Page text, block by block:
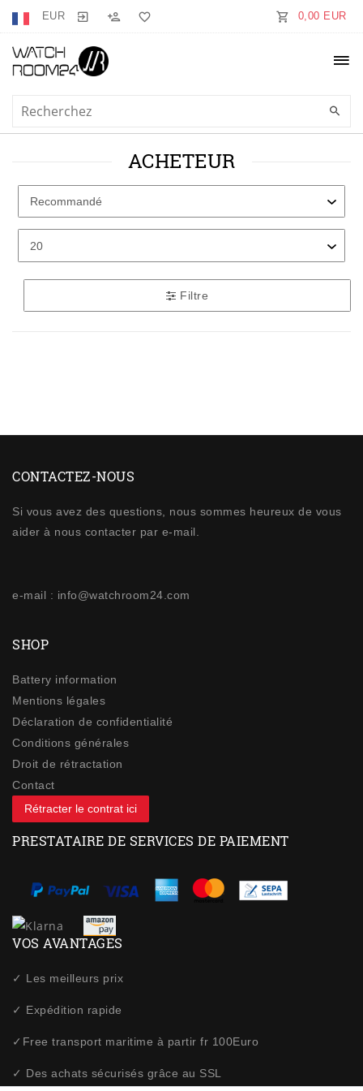
EUR 0,00 EUR
ACHETEUR
Filtre
CONTACTEZ-NOUS
Si vous avez des questions, nous sommes heureux de vous
aider à nous contacter par e-mail.
e-mail : info@watchroom24.com
SHOP
Battery information
Mentions légales
Déclaration de confidentialité
Conditions générales
Droit de rétractation
Contact
Rétracter le contrat ici
PRESTATAIRE DE SERVICES DE PAIEMENT
VOS AVANTAGES
✓ Les meilleurs prix
✓ Expédition rapide
✓Free transport maritime à partir fr 100Euro
✓ Des achats sécurisés grâce au SSL